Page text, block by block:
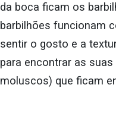
da boca ficam os
barbilhões funcionam
sentir o gosto e a
para encontrar as
moluscos) que ficam